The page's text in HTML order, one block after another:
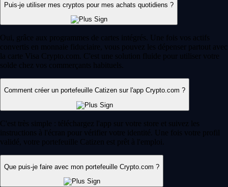
Puis-je utiliser mes cryptos pour mes achats quotidiens ?
Oui, grâce aux programmes de cartes intégrés. Une fois vos actifs
convertis en monnaie fiduciaire, vous pouvez les dépenser partout avec
la carte Visa Crypto.com. C'est une solution fluide pour utiliser votre
solde chez vos commerçants habituels.
Comment créer un portefeuille Catizen sur l'app Crypto.com ?
C'est très simple : téléchargez l'app sur votre store et suivez les
instructions à l'écran pour vérifier votre identité. Une fois votre profil
validé, votre portefeuille Catizen est prêt à l'emploi.
Que puis-je faire avec mon portefeuille Crypto.com ?